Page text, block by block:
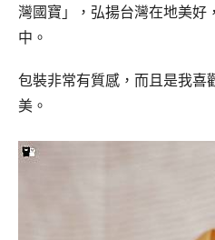
灣國寶」，弘揚台灣在地美好
中。
包裝非常有質感，而且是我喜
美。